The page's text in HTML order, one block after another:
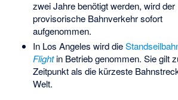
zwei Jahre benötigt werden, wird der
provisorische Bahnverkehr sofort
aufgenommen.
In Los Angeles wird die
Flightin Betrieb genommen. Sie gilt
Zeitpunkt als die kürzeste
Welt.